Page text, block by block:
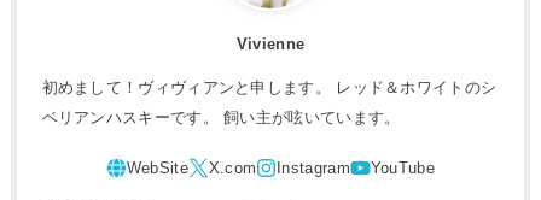
Vivienne
初めまして！ヴィヴィアンと申します。 レッド＆ホワイトのシ
ベリアンハスキーです。 飼い主が呟いています。